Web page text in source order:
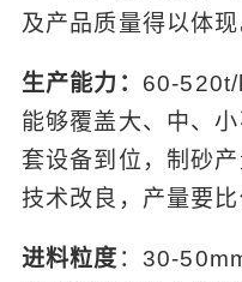
及产品质量得以体现
生产能力： 60-520t/
能够覆盖大、中、
套设备到位，制砂
技术改良，产量要
进料粒度 ：30-